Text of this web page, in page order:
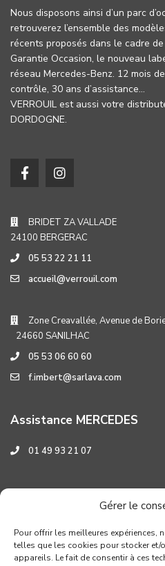
Gérer le
Pour offrir les meilleures
telles que les cookies pour stocker et/
appareils. Le fait de consentir à ces
Nous disposons ainsi d’un parc
retrouverez l’ensemble des
récents proposés dans le cadre de
Garantie Occasion, le nouveau
réseau Mercedes-Benz. 12 mois
contrôle, 30 ans d’assistance…
VERROUIL est aussi votre
DORDOGNE.
BRIDET ZA VALLADE
24100 BERGERAC
05 53 22 21 11
accueil@verrouil.com
Zone Creavallée, Avenue de
24660 SANILHAC
05 53 06 60 60
f.imbert@sarlava.com
Assistance MERCEDES
01 49 93 21 07
Assistance HYUNDAI